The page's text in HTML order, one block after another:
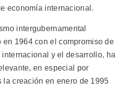
economía internacional.
intergubernamental
en 1964 con el compromiso de
y el desarrollo, ha
en especial por
la creación en enero de 1995